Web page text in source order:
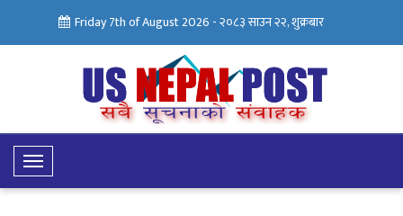
Friday 7th of August 2026 -२०८३ साउन २२, शुक्रबार
Toggle
Navigation